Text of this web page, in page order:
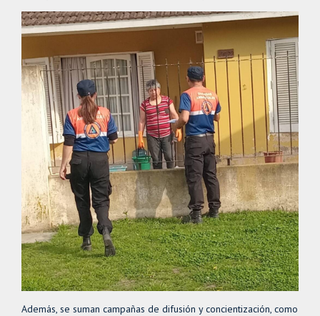
Además, se suman campañas de difusión y concientización, como